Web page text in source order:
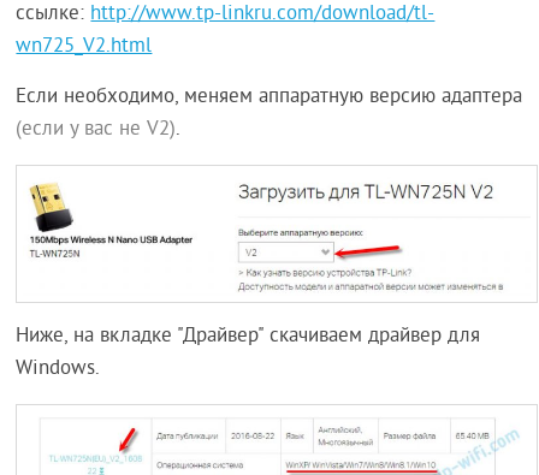
ссылке:http://www.tp-linkru.com/download/tl-
wn725_V2.html
Если необходимо, меняем аппаратную версию адаптера
(если у вас не V2).
Ниже, на вкладке "Драйвер" скачиваем драйвер для
Windows.